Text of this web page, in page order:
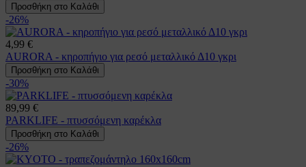
Προσθήκη στο Καλάθι
-26%
4,99 €
AURORA - κηροπήγιο για ρεσό μεταλλικό Δ10 γκρι
Προσθήκη στο Καλάθι
-30%
89,99 €
PARKLIFE - πτυσσόμενη καρέκλα
Προσθήκη στο Καλάθι
-26%